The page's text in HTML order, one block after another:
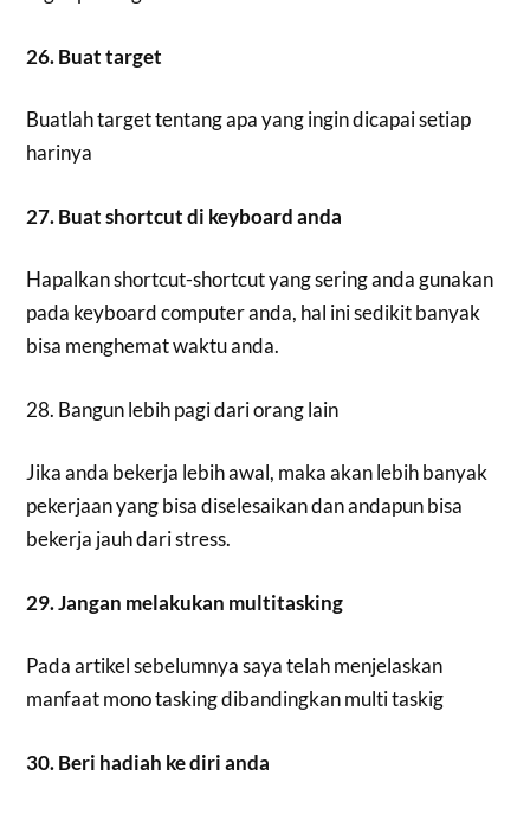
26. Buat target
Buatlah target tentang apa yang ingin dicapai setiap
harinya
27. Buat shortcut di keyboard anda
Hapalkan shortcut-shortcut yang sering anda gunakan
pada keyboard computer anda, hal ini sedikit banyak
bisa menghemat waktu anda.
28. Bangun lebih pagi dari orang lain
Jika anda bekerja lebih awal, maka akan lebih banyak
pekerjaan yang bisa diselesaikan dan andapun bisa
bekerja jauh dari stress.
29. Jangan melakukan multitasking
Pada artikel sebelumnya saya telah menjelaskan
manfaat mono tasking dibandingkan multi taskig
30. Beri hadiah ke diri anda